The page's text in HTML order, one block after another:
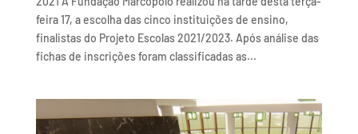
feira 17, a escolha das cinco instituições de ensino,
finalistas do Projeto Escolas 2021/2023. Após análise das
fichas de inscrições foram classificadas as...